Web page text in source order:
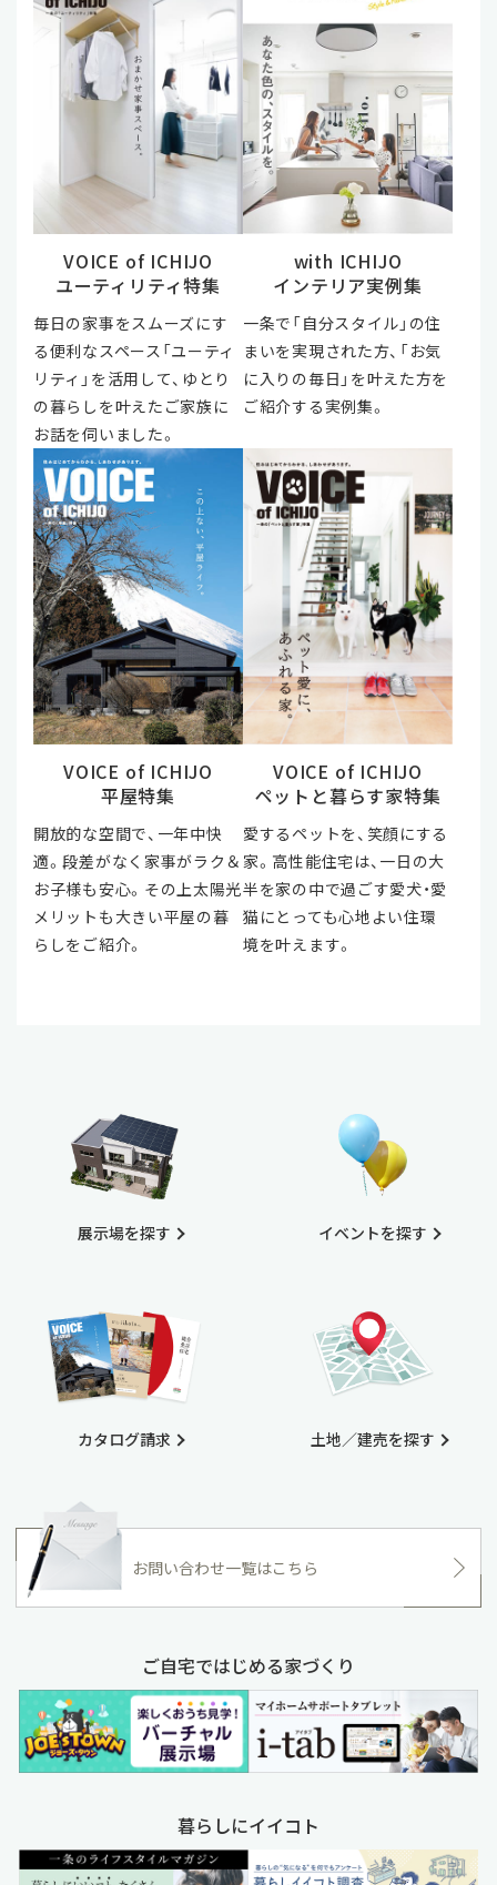
VOICE of ICHIJO
ユーティリティ特集
毎日の家事をスムーズにす
る便利なスペース「ユーティ
リティ」を活用して、ゆとり
の暮らしを叶えたご家族に
お話を伺いました。
with ICHIJO
インテリア実例集
一条で「自分スタイル」の住
まいを実現された方、「お気
に入りの毎日」を叶えた方を
ご紹介する実例集。
VOICE of ICHIJO
平屋特集
開放的な空間で、一年中快
適。段差がなく家事がラク＆
お子様も安心。その上太陽光
メリットも大きい平屋の暮
らしをご紹介。
VOICE of ICHIJO
ペットと暮らす家特集
愛するペットを、笑顔にする
家。高性能住宅は、一日の大
半を家の中で過ごす愛犬・愛
猫にとっても心地よい住環
境を叶えます。
展示場を探す
カタログ請求
イベントを探す
土地／建売を探す
お問い合わせ一覧はこちら
ご自宅ではじめる家づくり
暮らしにイイコト